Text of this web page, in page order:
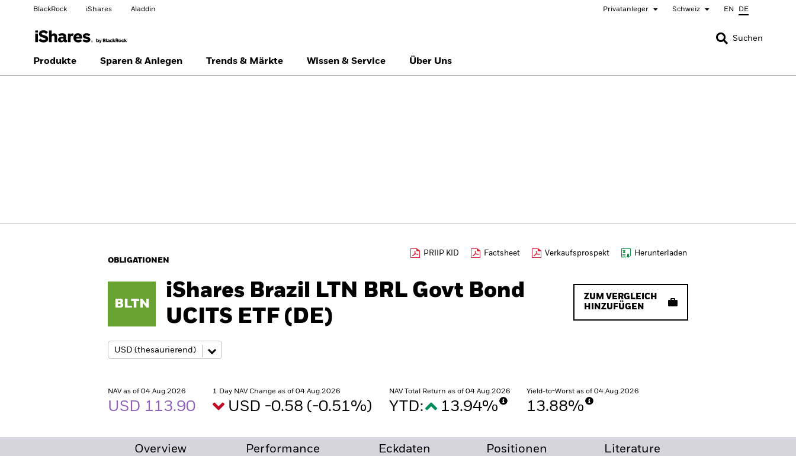
BlackRock iShares Aladdin Privatanleger Schweiz EN DE
SCHLIESSEN
Anlegertyp wechseln
SCHLIESSEN
Land ändern
United Kingdom United States Õsterreich Location not listed
Suchen
Produkte Sparen & Anlegen Trends & Märkte Wissen & Service Über Uns
OBLIGATIONEN
PRIIP KID Factsheet Verkaufsprospekt Herunterladen
BLTN
iShares Brazil LTN BRL Govt Bond
UCITS ETF (DE)
ZUM VERGLEICH
HINZUFÜGEN
NAV as of 04.Aug.2026
USD 113.90
1 Day NAV Change as of 04.Aug.2026
USD -0.58 (-0.51%)
NAV Total Return as of 04.Aug.2026
YTD: 13.94%
Yield-to-Worst as of 04.Aug.2026
13.88%
Overview Performance Eckdaten Positionen Literature